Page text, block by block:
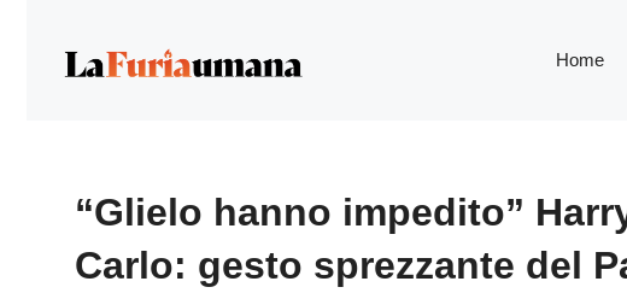
Home
“Glielo hanno impedito”
Carlo: gesto sprezzante del